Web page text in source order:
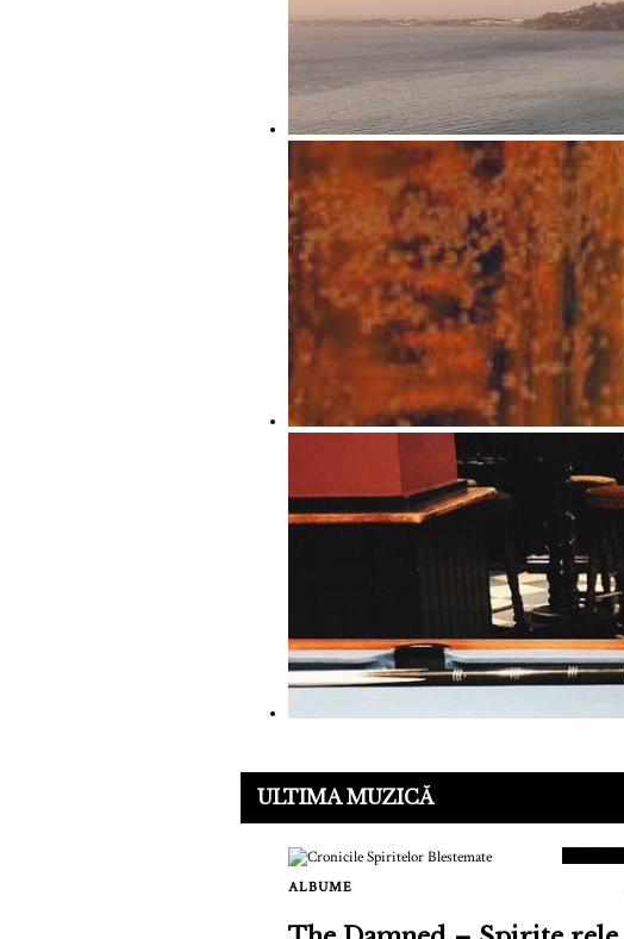
ULTIMA MUZICĂ
SCOR
ALBUME